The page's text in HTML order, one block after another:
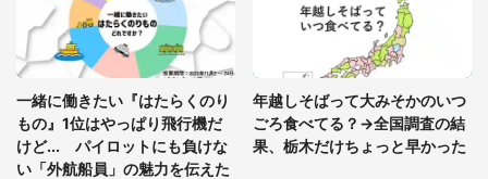
一緒に働きたい『はたらくのり
もの』1位はやっぱり飛行機だ
けど... パイロットにも負けな
い「外航船員」の魅力を伝えた
年越しそばって大みそかのいつ
ごろ食べてる？→全国調査の結
果、栃木だけちょっと早かった